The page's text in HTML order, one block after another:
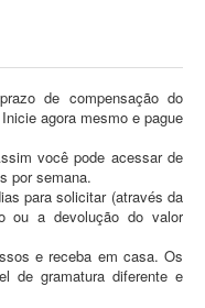
de compensação do
agora mesmo e pague
você pode acessar de
por semana.
para solicitar (através da
ou a devolução do valor
e receba em casa. Os
de gramatura diferente e